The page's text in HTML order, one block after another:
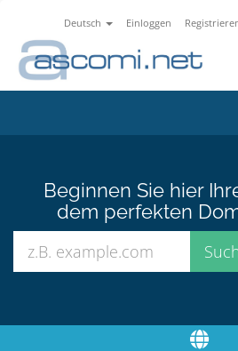
Deutsch Einloggen
Beginnen Sie hier
dem perfekten